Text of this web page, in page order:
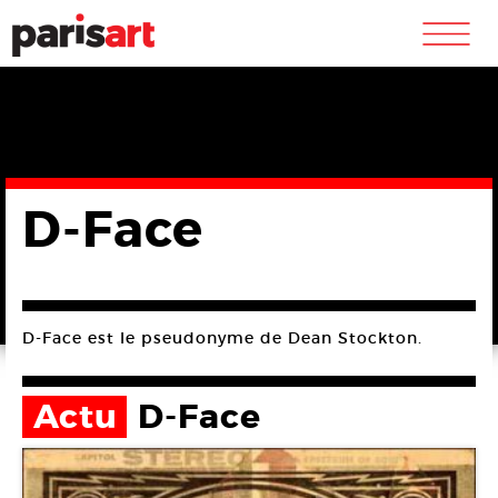
m
D-Face
D-Face est le pseudonyme de Dean Stockton.
Actu D-Face